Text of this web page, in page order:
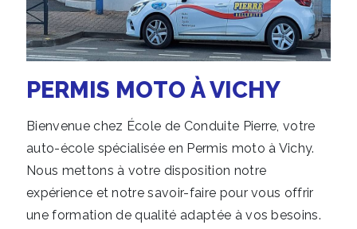
PERMIS MOTO À VICHY
Bienvenue chez École de Conduite Pierre, votre
auto-école spécialisée en Permis moto à Vichy.
Nous mettons à votre disposition notre
expérience et notre savoir-faire pour vous offrir
une formation de qualité adaptée à vos besoins.